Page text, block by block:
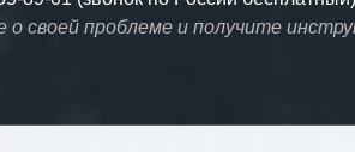
о своей проблеме и получите